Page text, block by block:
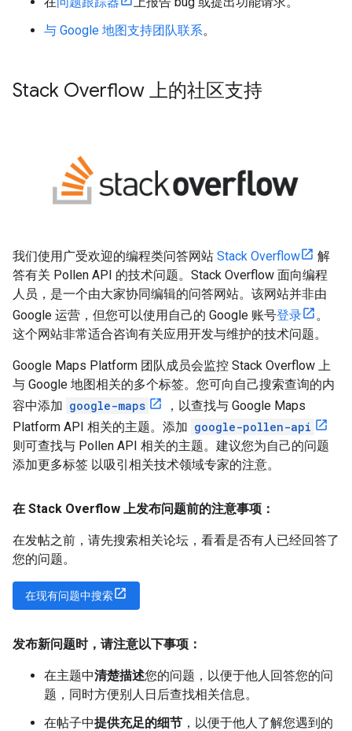
与 Google 地图支持团队联系。
Stack Overflow 上的社区支持
我们使用广受欢迎的编程类问答网站 Stack Overflow
解
答有关 Pollen API 的技术问题。Stack Overflow 面向编程
人员，是一个由大家协同编辑的问答网站。该网站并非由
Google 运营，但您可以使用自己的 Google 账号登录
。
这个网站非常适合咨询有关应用开发与维护的技术问题。
Google Maps Platform 团队成员会监控 Stack Overflow 上
与 Google 地图相关的多个标签。您可向自己搜索查询的内
容中添加 google-maps
，以查找与 Google Maps
Platform API 相关的主题。添加 google-pollen-api
则可查找与 Pollen API 相关的主题。建议您为自己的问题
添加更多标签 以吸引相关技术领域专家的注意。
在 Stack Overflow 上发布问题前的注意事项：
在发帖之前，请先搜索相关论坛，看看是否有人已经回答了
您的问题。
在现有问题中搜索
发布新问题时，请注意以下事项：
在主题中清楚描述您的问题，以便于他人回答您的问
题，同时方便别人日后查找相关信息。
在帖子中提供充足的细节 ，以便于他人了解您遇到的